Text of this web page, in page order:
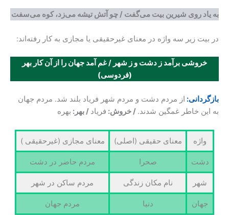
به یاد روی شیرین بیت می‌گفت / چو آتش تیشه می‌زد، کوه می‌سفت
در بیت زیر سه واژه در معنای غیرحقیقی یا مجازی به کار رفته‌اند:
خروشی برآمد ز دشت و ز شهر / غم آمد جهان را از آن کار بهر
(فردوسی)
بازگردانی: از مردم دشت و مردم شهر فریاد بلند شد. مردم جهان
به این خاطر غمگین شدند. / خروش: فریاد / بهر: بهره
واژه معنای حقیقی (اصلی) معنای مجازی (غیرحقیقی )
دشت صحرا مردم حاضر در دشت
شهر نام مکان زندگی مردم ساکن در شهر
جهان دنیا مردم جهان